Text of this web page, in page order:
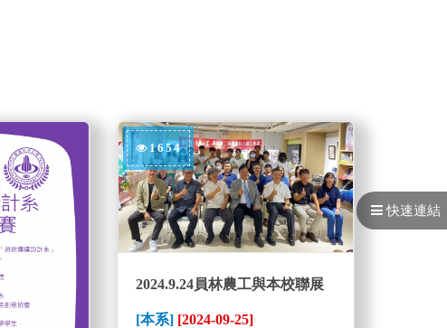
1654
2024.9.24員林農工與本校聯展
[本系] [2024-09-25]
快速連結